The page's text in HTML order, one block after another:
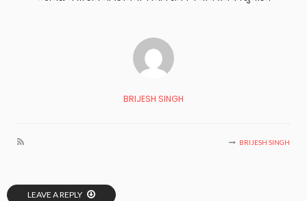
BRIJESH SINGH
BRIJESH SINGH
LEAVE A REPLY